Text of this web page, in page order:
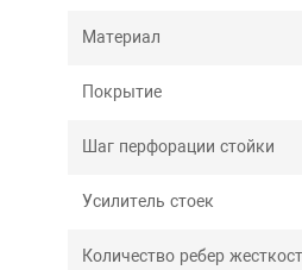
Материал
Покрытие
Шаг перфорации стойки
Усилитель стоек
Количество ребер